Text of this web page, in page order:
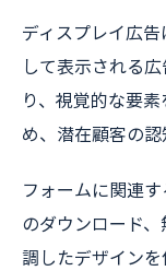
ディスプレイ広
して表示される
り、視覚的な要
め、潜在顧客の認
フォームに関連
のダウンロード
調したデザイン